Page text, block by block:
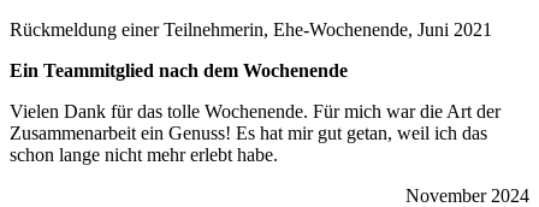
Rückmeldung einer Teilnehmerin, Ehe-Wochenende, Juni 2021
Ein Teammitglied nach dem Wochenende
Vielen Dank für das tolle Wochenende. Für mich war die Art der
Zusammenarbeit ein Genuss! Es hat mir gut getan, weil ich das
schon lange nicht mehr erlebt habe.
November 2024